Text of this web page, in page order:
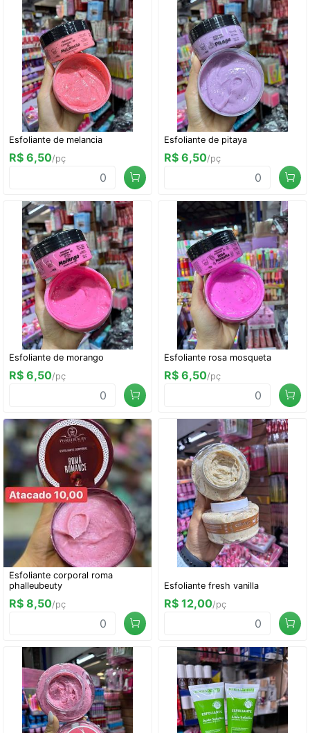
Esfoliante de melancia
R$ 6,50/pç
Esfoliante de pitaya
R$ 6,50/pç
Esfoliante de morango
R$ 6,50/pç
Esfoliante rosa mosqueta
R$ 6,50/pç
Esfoliante corporal roma
phalleubeuty
R$ 8,50/pç
Esfoliante fresh vanilla
R$ 12,00/pç